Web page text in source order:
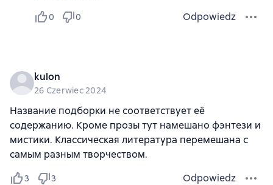
0 0 Odpowiedz
kulon
26 Czerwiec 2024
Название подборки не соответствует её
содержанию. Кроме прозы тут намешано фэнтези и
мистики. Классическая литература перемешана с
самым разным творчеством.
3 3 Odpowiedz